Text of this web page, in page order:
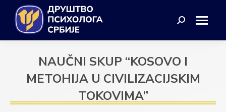
Search:
NAUČNI SKUP “KOSOVO I
METOHIJA U CIVILIZACIJSKIM
TOKOVIMA”